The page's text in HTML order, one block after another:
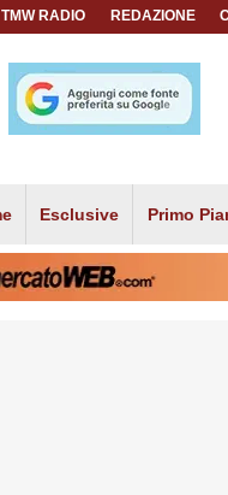
TMW RADIO REDAZIONE
Esclusive Primo